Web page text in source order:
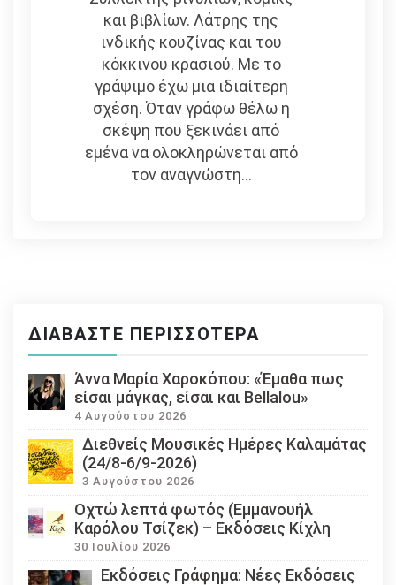
και βιβλίων. Λάτρης της
ινδικής κουζίνας και του
κόκκινου κρασιού. Με το
γράψιμο έχω μια ιδιαίτερη
σχέση. Όταν γράφω θέλω η
σκέψη που ξεκινάει από
εμένα να ολοκληρώνεται από
τον αναγνώστη...
ΔΙΑΒΆΣΤΕ ΠΕΡΙΣΣΌΤΕΡΑ
Άννα Μαρία Χαροκόπου: «Έμαθα πως
είσαι μάγκας, είσαι και Bellalou»
4 Αυγούστου 2026
Διεθνείς Μουσικές Ημέρες Καλαμάτας
(24/8-6/9-2026)
3 Αυγούστου 2026
Οχτώ λεπτά φωτός (Εμμανουήλ
Καρόλου Τσίζεκ) – Εκδόσεις Κίχλη
30 Ιουλίου 2026
Εκδόσεις Γράφημα: Νέες Εκδόσεις